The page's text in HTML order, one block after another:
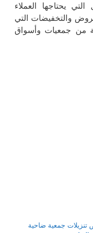
يحتاجها العملاء
والتخفيضات التي
من جمعيات وأسواق
جمعية ضاحية